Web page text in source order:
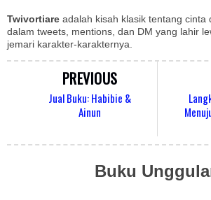
Twivortiare adalah kisah klasik tentang cinta
dalam tweets, mentions, dan DM yang lahir
jemari karakter-karakternya.
PREVIOUS
Jual Buku: Habibie &
Ainun
Buku